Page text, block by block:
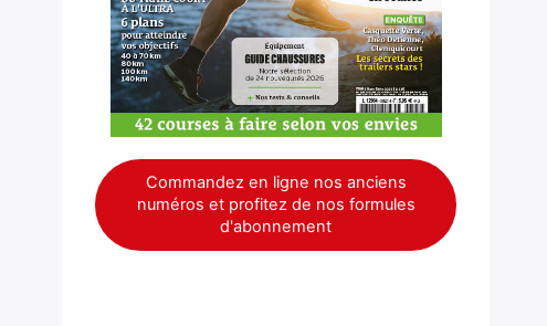
Commandez en ligne nos anciens
numéros et profitez de nos formules
d'abonnement